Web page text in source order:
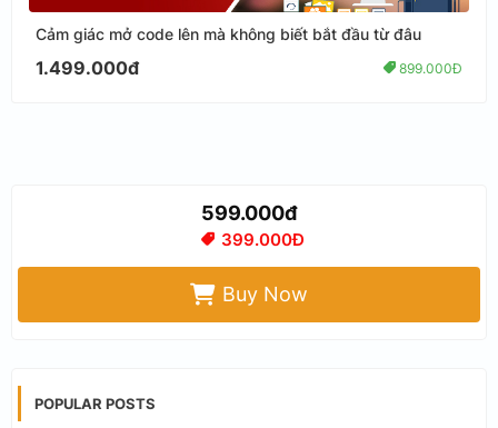
Cảm giác mở code lên mà không biết bắt đầu từ đâu
1.499.000đ 899.000Đ
599.000đ
399.000Đ
Buy Now
POPULAR POSTS